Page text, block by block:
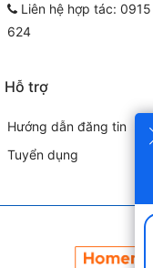
Liên hệ hợp tác:
624
Hỗ trợ
Hướng dẫn đăng tin
Tuyển dụng